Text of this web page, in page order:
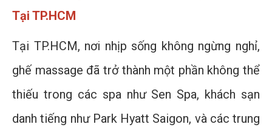
Tại TP.HCM
Tại TP.HCM, nơi nhịp sống không ngừng nghỉ,
ghế massage đã trở thành một phần không thể
thiếu trong các spa như Sen Spa, khách sạn
danh tiếng như Park Hyatt Saigon, và các trung